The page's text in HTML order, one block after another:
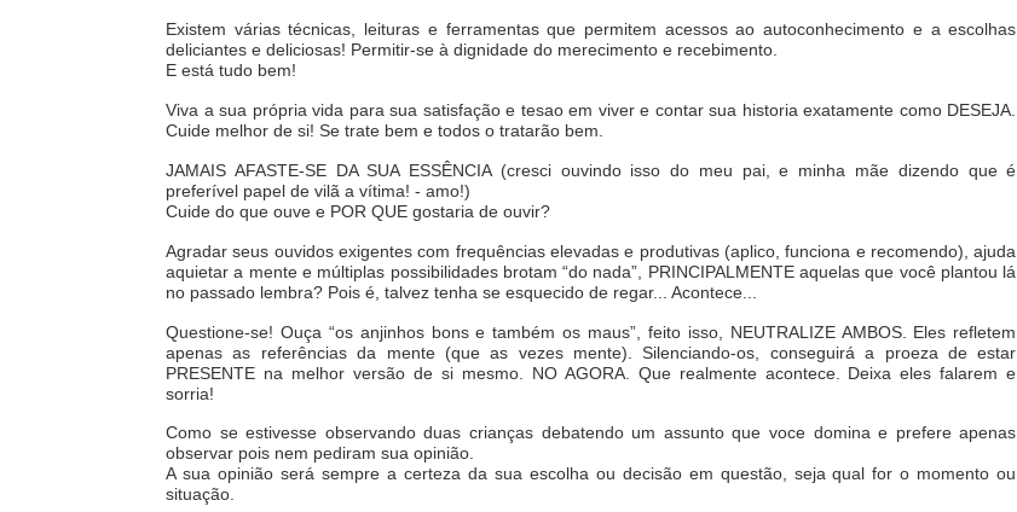
Existem várias técnicas, leituras e ferramentas que permitem acessos ao autoconhecimento e a escolhas
deliciantes e deliciosas! Permitir-se à dignidade do merecimento e recebimento.
E está tudo bem!
Viva a sua própria vida para sua satisfação e tesao em viver e contar sua historia exatamente como DESEJA.
Cuide melhor de si! Se trate bem e todos o tratarão bem.
JAMAIS AFASTE-SE DA SUA ESSÊNCIA (cresci ouvindo isso do meu pai, e minha mãe dizendo que é
preferível papel de vilã a vítima! - amo!)
Cuide do que ouve e POR QUE gostaria de ouvir?
Agradar seus ouvidos exigentes com frequências elevadas e produtivas (aplico, funciona e recomendo), ajuda
aquietar a mente e múltiplas possibilidades brotam “do nada”, PRINCIPALMENTE aquelas que você plantou lá
no passado lembra? Pois é, talvez tenha se esquecido de regar... Acontece...
Questione-se! Ouça “os anjinhos bons e também os maus”, feito isso, NEUTRALIZE AMBOS. Eles refletem
apenas as referências da mente (que as vezes mente). Silenciando-os, conseguirá a proeza de estar
PRESENTE na melhor versão de si mesmo. NO AGORA. Que realmente acontece. Deixa eles falarem e
sorria!
Como se estivesse observando duas crianças debatendo um assunto que voce domina e prefere apenas
observar pois nem pediram sua opinião.
A sua opinião será sempre a certeza da sua escolha ou decisão em questão, seja qual for o momento ou
situação.